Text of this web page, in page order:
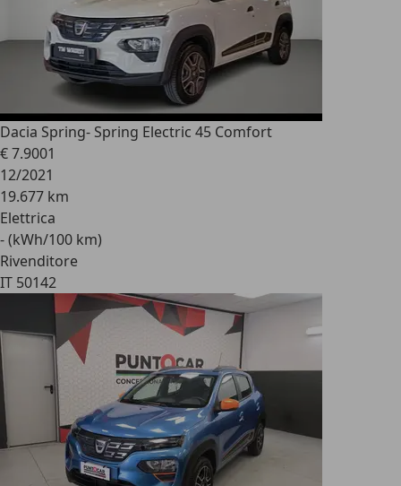
Dacia Spring- Spring Electric 45 Comfort
€ 7.9001
12/2021
19.677 km
Elettrica
- (kWh/100 km)
Rivenditore
IT 50142